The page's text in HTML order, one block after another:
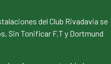
del Club Rivadavia se
Sin Tonificar F.T y Dortmund